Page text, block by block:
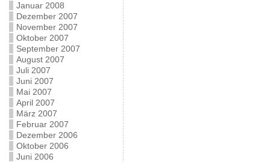
Januar 2008
Dezember 2007
November 2007
Oktober 2007
September 2007
August 2007
Juli 2007
Juni 2007
Mai 2007
April 2007
März 2007
Februar 2007
Dezember 2006
Oktober 2006
Juni 2006